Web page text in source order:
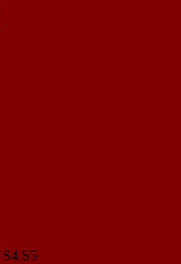
S4 S5